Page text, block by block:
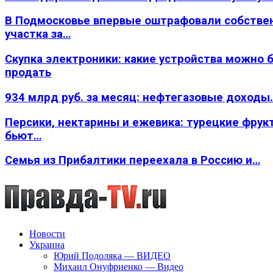
В Подмосковье впервые оштрафовали
участка за…
Скупка электроники: какие устройства можно
продать
934 млрд руб. за месяц: нефтегазовые
Персики, нектарины и ежевика: турецкие
бьют…
Семья из Прибалтики переехала в Россию и…
Новости
Украина
Юрий Подоляка — ВИДЕО
Михаил Онуфриенко — Видео